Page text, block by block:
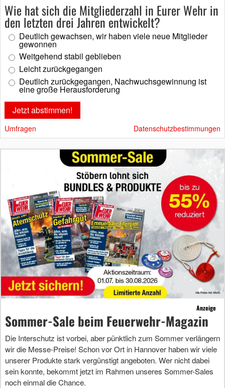
Wie hat sich die Mitgliederzahl in Eurer Wehr in
den letzten drei Jahren entwickelt?
Deutlich gewachsen, wir haben viele neue Mitglieder
gewonnen
Weitgehend stabil geblieben
Leicht zurückgegangen
Deutlich zurückgegangen, Nachwuchsgewinnung ist
eine große Herausforderung
Umfragen Datenschutzbestimmungen
Anzeige
Sommer-Sale beim Feuerwehr-Magazin
Die Interschutz ist vorbei, aber pünktlich zum Sommer verlängern
wir die Messe-Preise! Schon vor Ort in Hannover haben wir viele
unserer Produkte stark vergünstigt angeboten. Wer nicht dabei
sein konnte, bekommt jetzt im Rahmen unseres Sommer-Sales
noch einmal die Chance.